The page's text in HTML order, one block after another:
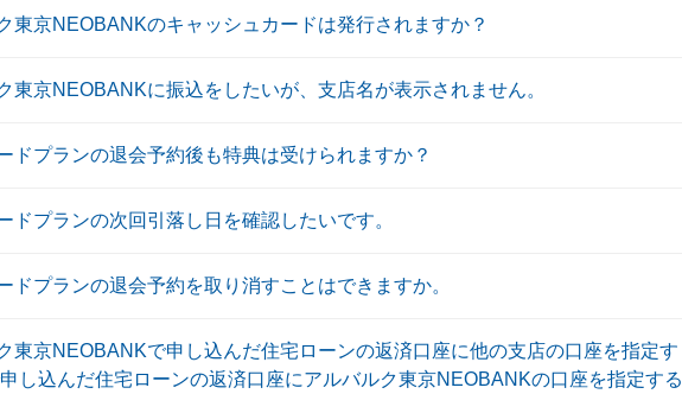
東京NEOBANKのキャッシュカードは発行されますか？
東京NEOBANKに振込をしたいが、支店名が表示されません。
ドプランの退会予約後も特典は受けられますか？
ドプランの次回引落し日を確認したいです。
ドプランの退会予約を取り消すことはできますか。
東京NEOBANKで申し込んだ住宅ローンの返済口座に他の支店の口座を指定す
し込んだ住宅ローンの返済口座にアルバルク東京NEOBANKの口座を指定する